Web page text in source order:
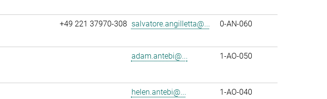
+49 221 37970-308 salvatore.angilletta@... 0-AN-060
adam.antebi@... 1-AO-050
helen.antebi@... 1-AO-040